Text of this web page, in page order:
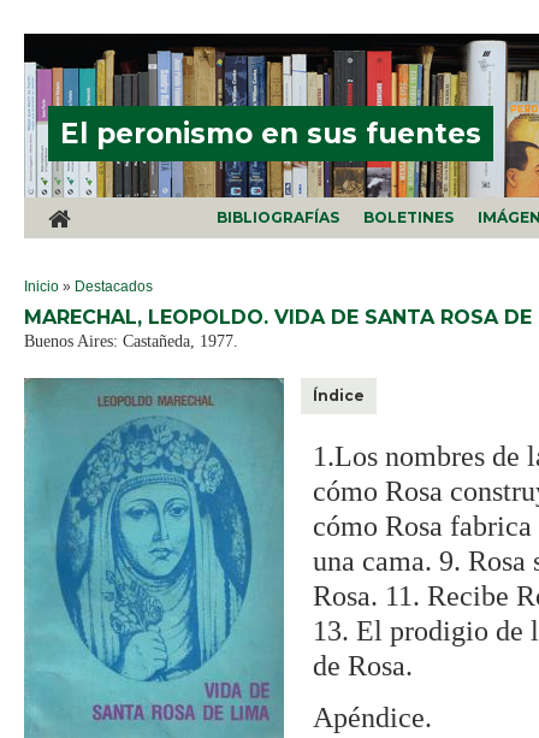
El peronismo en sus fuentes
BIBLIOGRAFÍAS BOLETINES
SE ENCUENTRA USTED AQUÍ
Inicio » Destacados
MARECHAL, LEOPOLDO. VIDA DE SANTA ROSA
Buenos Aires: Castañeda, 1977.
Índice
1.Los nombres de
cómo Rosa
cómo Rosa
una cama. 9.
Rosa. 11. Recibe
13. El prodigio de
de Rosa.
Apéndice.